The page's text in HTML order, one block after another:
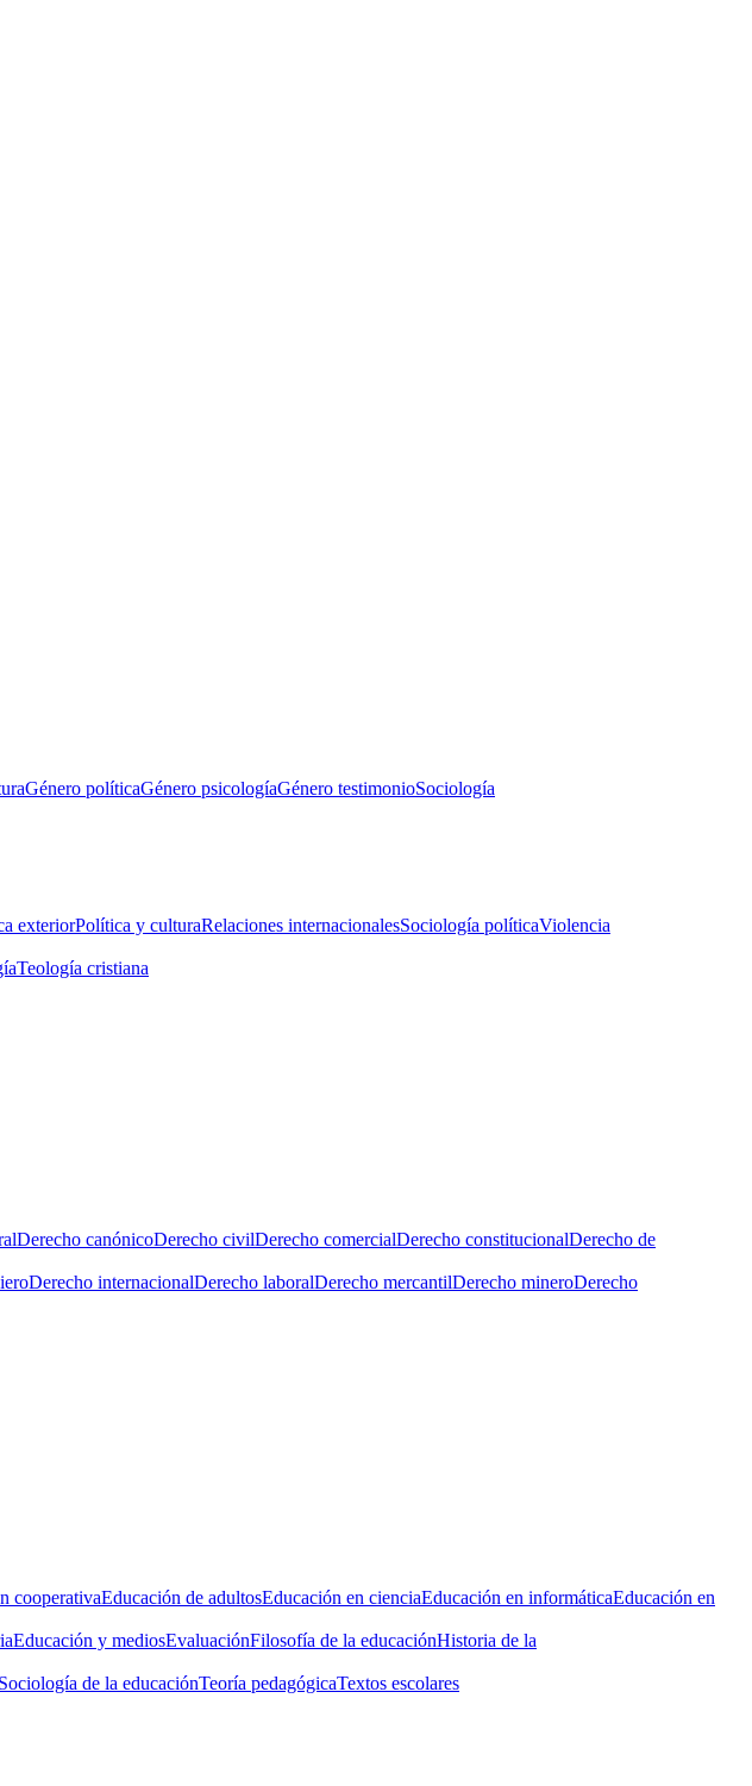
Género políticaGénero psicologíaGénero testimonioSociología
exteriorPolítica y culturaRelaciones internacionalesSociología políticaViolencia
Teología cristiana
Derecho canónicoDerecho civilDerecho comercialDerecho constitucionalDerecho de
Derecho internacionalDerecho laboralDerecho mercantilDerecho mineroDerecho
cooperativaEducación de adultosEducación en cienciaEducación en informáticaEducación en
Educación y mediosEvaluaciónFilosofía de la educaciónHistoria de la
Sociología de la educaciónTeoría pedagógicaTextos escolares